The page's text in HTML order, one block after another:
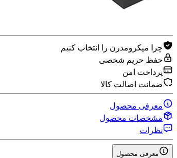
چرا میکرومدرن را انتخاب کنیم
حفظ حریم شخصی
پرداخت امن
ضمانت اصالت کالا
معرفی محصول
مشخصات محصول
نظرات
معرفی محصول